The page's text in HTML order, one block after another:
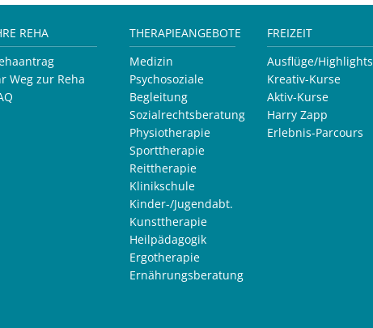
REHA
Weg zur Reha
THERAPIEANGEBOTE
Medizin
Psychosoziale
Begleitung
Sozialrechtsberatung
Physiotherapie
Sporttherapie
Reittherapie
Klinikschule
Kinder-/Jugendabt.
Kunsttherapie
Heilpädagogik
Ergotherapie
Ernährungsberatung
FREIZEIT
Ausflüge/Highlights
Kreativ-Kurse
Aktiv-Kurse
Harry Zapp
Erlebnis-Parcours